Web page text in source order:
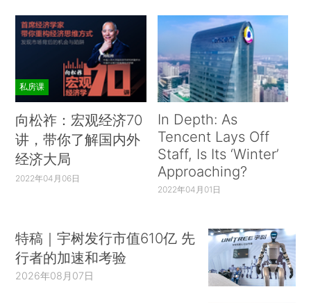
私房课
向松祚：宏观经济70
讲，带你了解国内外
经济大局
2022年04月06日
In Depth: As
Tencent Lays Off
Staff, Is Its ‘Winter’
Approaching?
2022年04月01日
特稿｜宇树发行市值610亿 先
行者的加速和考验
2026年08月07日